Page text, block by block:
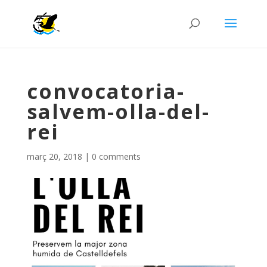
convocatoria-
salvem-olla-del-
rei
març 20, 2018 | 0 comments